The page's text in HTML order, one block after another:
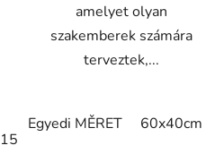
150x85cm
amelyet olyan
szakemberek számára
terveztek,...
Egyedi MĚRET 60x40cm